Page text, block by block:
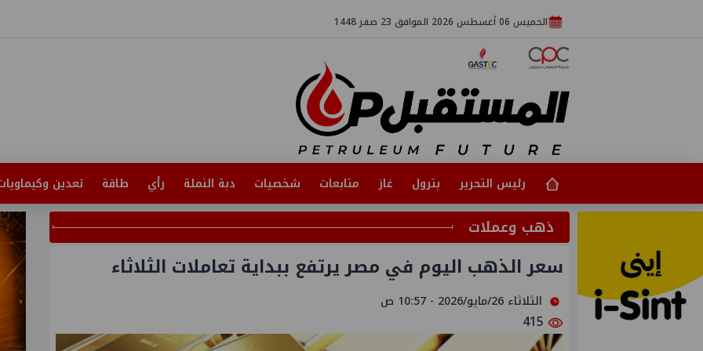
الخميس 06 أغسطس 2026 الموافق 23 صفر 1448
رئيس التحرير بترول غاز متابعات شخصيات دبة النملة رأي طاقة تعدين
ذهب وعملات
سعر الذهب اليوم في مصر يرتفع ببداية تعاملات الثلاثاء
الثلاثاء 26/مايو/2026 - 10:57 ص